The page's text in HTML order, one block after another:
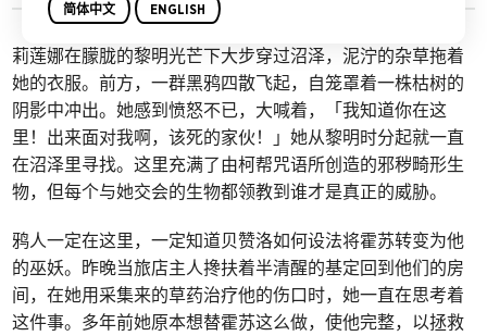
莉莲娜在朦胧的黎明光芒下大步穿过沼泽，泥泞的杂草拖着
她的衣服。前方，一群黑鸦四散飞起，自笼罩着一株枯树的
阴影中冲出。她感到愤怒不已，大喊着，「我知道你在这
里！出来面对我啊，该死的家伙！」她从黎明时分起就一直
在沼泽里寻找。这里充满了由柯帮咒语所创造的邪秽畸形生
物，但每个与她交会的生物都领教到谁才是真正的威胁。
鸦人一定在这里，一定知道贝赞洛如何设法将霍苏转变为他
的巫妖。昨晚当旅店主人搀扶着半清醒的基定回到他们的房
间，在她用采集来的草药治疗他的伤口时，她一直在思考着
这件事。多年前她原本想替霍苏这么做，使他完整，以拯救
简体中文 ENGLISH